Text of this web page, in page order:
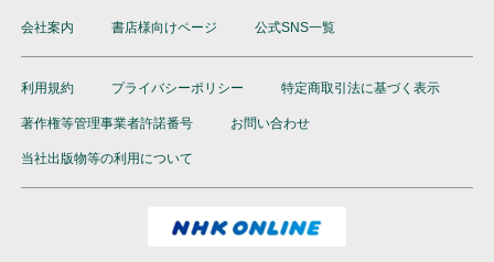
会社案内 書店様向けページ 公式SNS一覧
利用規約 プライバシーポリシー 特定商取引法に基づく表示
著作権等管理事業者許諾番号 お問い合わせ
当社出版物等の利用について